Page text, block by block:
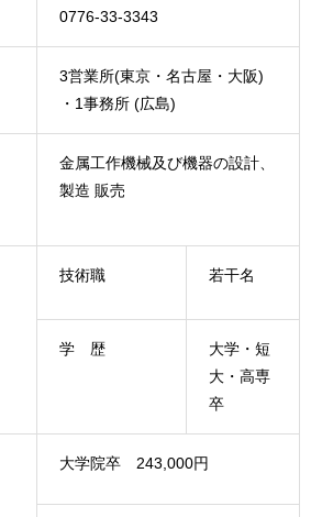
0776-33-3343
3営業所(東京・名古屋・大阪)
・1事務所 (広島)
金属工作機械及び機器の設計、
製造 販売
技術職 若干名
学 歴
大学・短
大・高専
卒
大学院卒 243,000円